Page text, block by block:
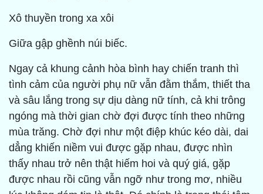
Xô thuyền trong xa xôi
Giữa gập ghềnh núi biếc.
Ngay cả khung cảnh hòa bình hay chiến tranh thì
tình cảm của người phụ nữ vẫn đằm thắm, thiết tha
và sâu lắng trong sự dịu dàng nữ tính, cả khi trông
ngóng mà thời gian chờ đợi được tính theo những
mùa trăng. Chờ đợi như một điệp khúc kéo dài, dai
dẳng khiến niềm vui được gặp nhau, được nhìn
thấy nhau trở nên thật hiếm hoi và quý giá, gặp
được nhau rồi cũng vẫn ngỡ như trong mơ, nhiều